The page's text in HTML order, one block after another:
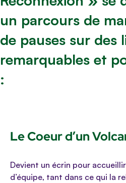
un parcours de
de pauses sur des
remarquables et
:
Le Coeur d’un
Devient un écrin pour
d’équipe, tant dans ce qui la